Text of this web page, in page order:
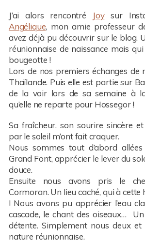
J’ai alors rencontré Joysur
Angélique, mon amie professeur
avez déjà pu découvrir sur le blog.
réunionnaise de naissance mais
bougeotte !
Lors de nos premiers échanges de
Thaïlande. Puis elle est partie sur
de la voir lors de sa semaine à
qu’elle ne reparte pour Hossegor !
Sa fraîcheur, son sourire sincère
par le soleil m’ont fait craquer.
Nous sommes tout d’abord
Grand Font, apprécier le lever du
douce.
Ensuite nous avons pris le
Cormoran. Un lieu caché, qui à cette
! Nous avons pu apprécier l’eau
cascade, le chant des oiseaux…
détente. Simplement nous deux
nature réunionnaise.